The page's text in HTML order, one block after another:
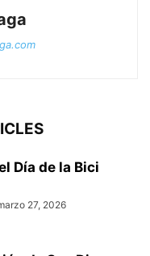
Día de la Bici
27, 2026